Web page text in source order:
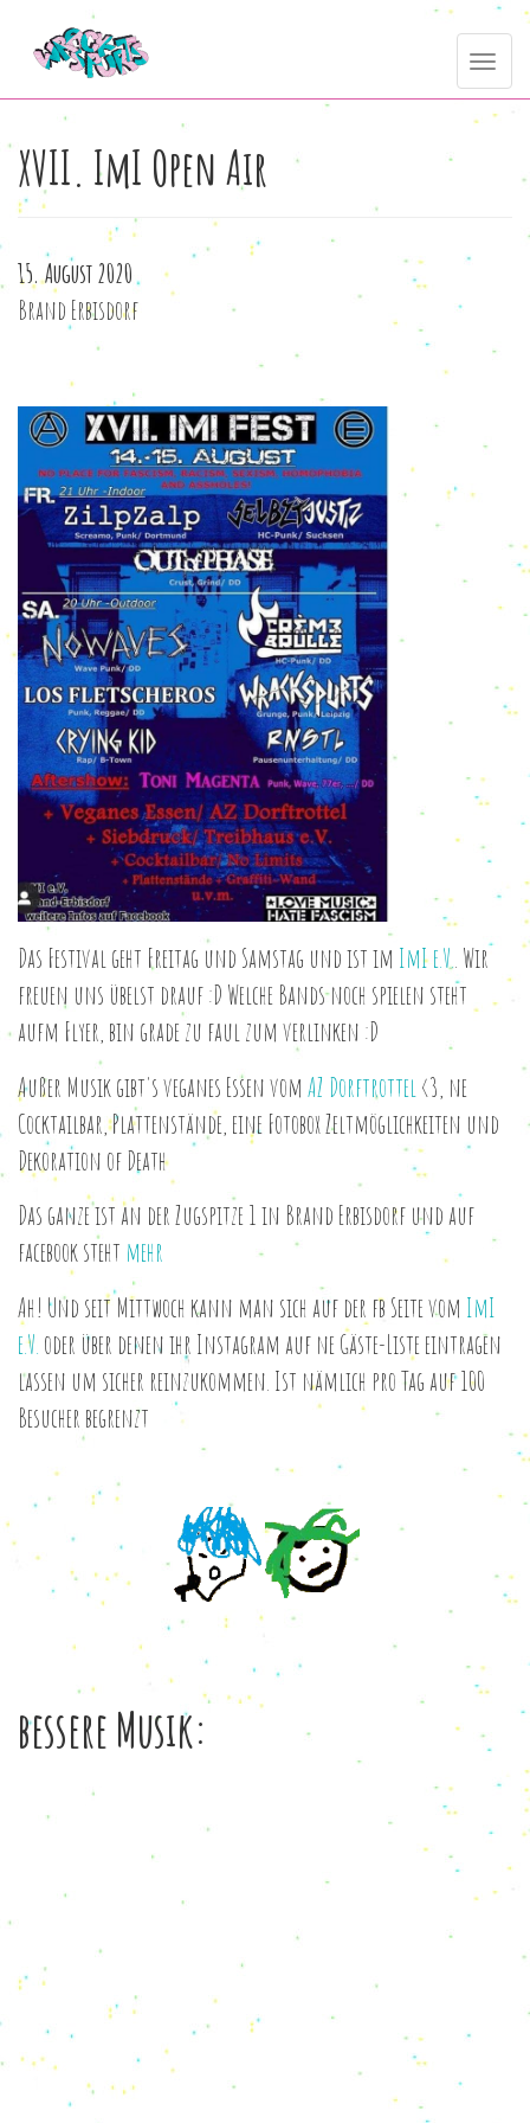
Direkt
Toggle
XVII. ImI Open Air
15. August 2020
Brand Erbisdorf
Das Festival geht Freitag und Samstag und ist im ImI e.V.. Wir
freuen uns übelst drauf :D Welche Bands noch spielen steht
aufm Flyer, bin grade zu faul zum verlinken :D
Außer Musik gibt'sveganes Essen vom AZ Dorftrottel <3, ne
Cocktailbar, Plattenstände, eine Fotobox Zeltmöglichkeiten und
Dekoration of Death
Das ganze ist an der Zugspitze 1 in Brand Erbisdorf und auf
facebook steht mehr
Ah! Und seit Mittwoch kann man sich auf der fb Seite vom ImI
e.V. oder über denen ihr Instagram auf ne Gäste-Liste eintragen
lassen um sicher reinzukommen. Ist nämlich pro Tag auf 100
Besucher begrenzt
bessere Musik: